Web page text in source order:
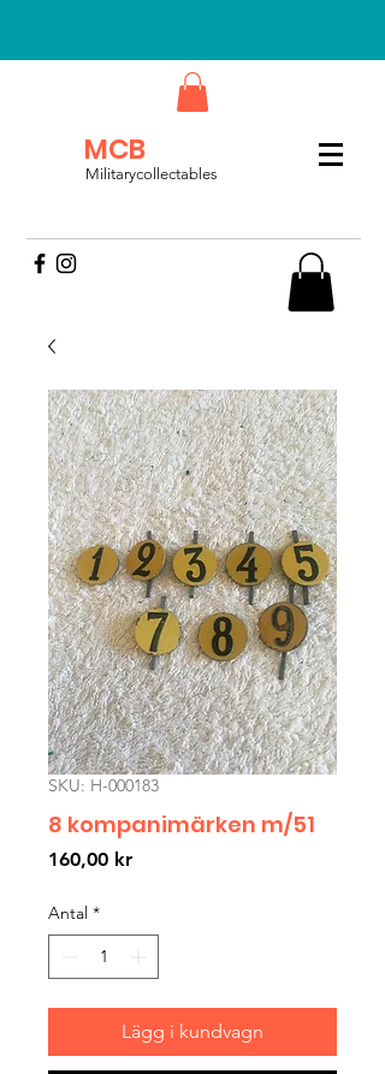
MCB
Militarycollectables
SKU: H-000183
8 kompanimärken m/51
160,00 krPris
Antal *
Lägg i kundvagn